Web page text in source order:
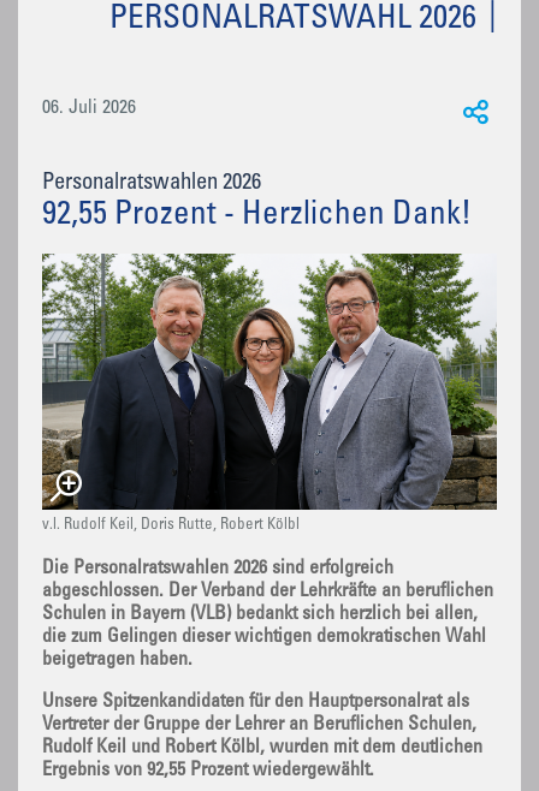
PERSONALRATSWAHL 2026
06. Juli 2026
Personalratswahlen 2026
92,55 Prozent - Herzlichen Dank!
v.l. Rudolf Keil, Doris Rutte, Robert Kölbl
Die Personalratswahlen 2026 sind erfolgreich
abgeschlossen. Der Verband der Lehrkräfte an beruflichen
Schulen in Bayern (VLB) bedankt sich herzlich bei allen,
die zum Gelingen dieser wichtigen demokratischen Wahl
beigetragen haben.
Unsere Spitzenkandidaten für den Hauptpersonalrat als
Vertreter der Gruppe der Lehrer an Beruflichen Schulen,
Rudolf Keil und Robert Kölbl, wurden mit dem deutlichen
Ergebnis von 92,55 Prozent wiedergewählt.